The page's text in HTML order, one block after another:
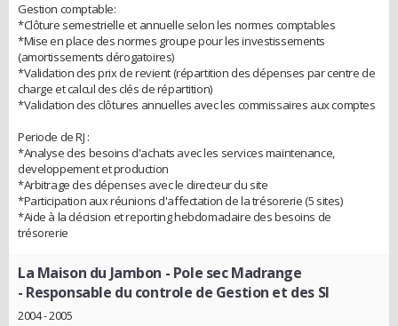
Gestion comptable:
*Clôture semestrielle et annuelle selon les normes comptables
*Mise en place des normes groupe pour les investissements
(amortissements dérogatoires)
*Validation des prix de revient (répartition des dépenses par centre de
charge et calcul des clés de répartition)
*Validation des clôtures annuelles avec les commissaires aux comptes
Periode de RJ :
*Analyse des besoins d'achats avec les services maintenance,
developpement et production
*Arbitrage des dépenses avec le directeur du site
*Participation aux réunions d'affectation de la trésorerie (5 sites)
*Aide à la décision et reporting hebdomadaire des besoins de
trésorerie
La Maison du Jambon - Pole sec Madrange
- Responsable du controle de Gestion et des SI
2004 - 2005